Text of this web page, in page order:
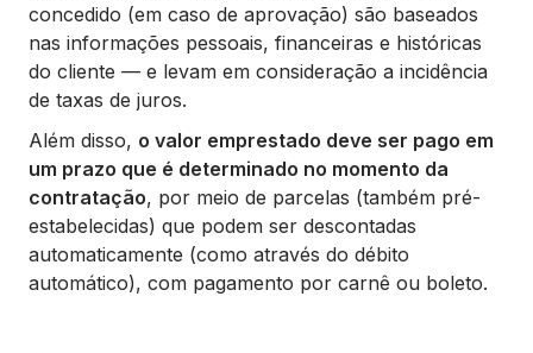
concedido (em caso de aprovação) são baseados
nas informações pessoais, financeiras e históricas
do cliente — e levam em consideração a incidência
de taxas de juros.
Além disso, o valor emprestado deve ser pago em
um prazo que é determinado no momento da
contratação, por meio de parcelas (também pré-
estabelecidas) que podem ser descontadas
automaticamente (como através do débito
automático), com pagamento por carnê ou boleto.